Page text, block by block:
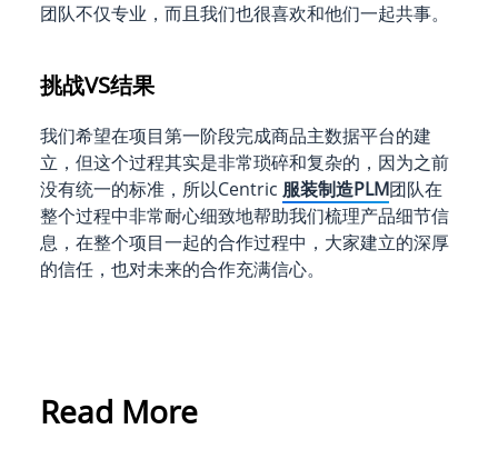
团队不仅专业，而且我们也很喜欢和他们一起共事。
挑战VS结果
我们希望在项目第一阶段完成商品主数据平台的建
立，但这个过程其实是非常琐碎和复杂的，因为之前
没有统一的标准，所以Centric 服装制造PLM团队在
整个过程中非常耐心细致地帮助我们梳理产品细节信
息，在整个项目一起的合作过程中，大家建立的深厚
的信任，也对未来的合作充满信心。
Read More